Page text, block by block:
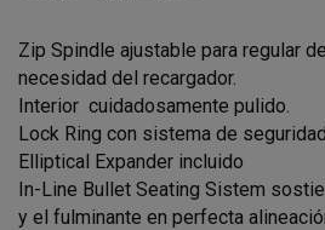
Zip Spindle ajustable para regular
necesidad del recargador.
Interior cuidadosamente pulido.
Lock Ring con sistema de
Elliptical Expander incluido
In-Line Bullet Seating Sistem
y el fulminante en perfecta